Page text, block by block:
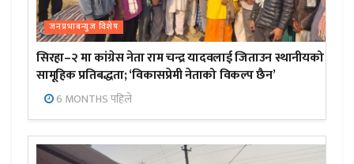
जनप्रभाबन्युज विशेष
सिरहा–२ मा कांग्रेस नेता राम चन्द्र यादवलाई जिताउन स्थानीयको
सामूहिक प्रतिबद्धता; ‘विकासप्रेमी नेताको विकल्प छैन’
6 MONTHS पहिले